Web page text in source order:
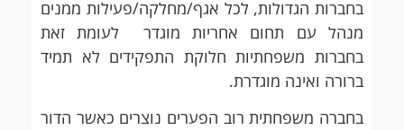
בחברות הגדולות, לכל אגף/מחלקה/פעילות ממנים
מנהל עם תחום אחריות מוגדר לעומת זאת
בחברות משפחתיות חלוקת התפקידים לא תמיד
ברורה ואינה מוגדרת.
בחברה משפחתית רוב הפערים נוצרים כאשר הדור